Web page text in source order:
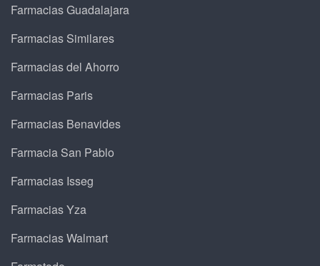
Farmacias Guadalajara
Farmacias Similares
Farmacias del Ahorro
Farmacias Paris
Farmacias Benavides
Farmacia San Pablo
Farmacias Isseg
Farmacias Yza
Farmacias Walmart